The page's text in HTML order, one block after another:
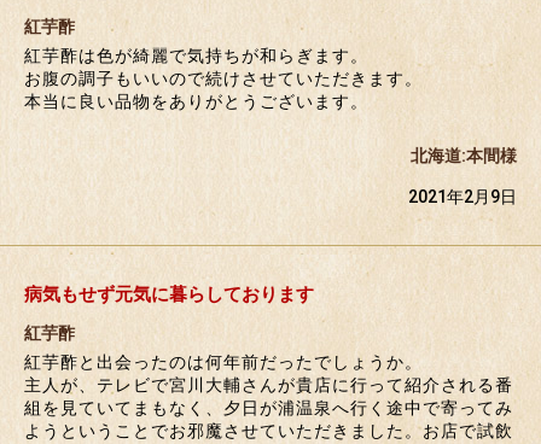
紅芋酢
紅芋酢は色が綺麗で気持ちが和らぎます。
お腹の調子もいいので続けさせていただきます。
本当に良い品物をありがとうございます。
北海道:本間様
2021年2月9日
病気もせず元気に暮らしております
紅芋酢
紅芋酢と出会ったのは何年前だったでしょうか。
主人が、テレビで宮川大輔さんが貴店に行って紹介される番
組を見ていてまもなく、夕日が浦温泉へ行く途中で寄ってみ
ようということでお邪魔させていただきました。お店で試飲